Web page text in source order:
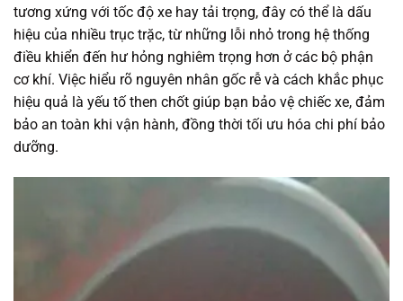
tương xứng với tốc độ xe hay tải trọng, đây có thể là dấu
hiệu của nhiều trục trặc, từ những lỗi nhỏ trong hệ thống
điều khiển đến hư hỏng nghiêm trọng hơn ở các bộ phận
cơ khí. Việc hiểu rõ nguyên nhân gốc rễ và cách khắc phục
hiệu quả là yếu tố then chốt giúp bạn bảo vệ chiếc xe, đảm
bảo an toàn khi vận hành, đồng thời tối ưu hóa chi phí bảo
dưỡng.